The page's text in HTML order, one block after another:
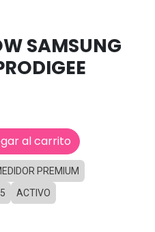
SAMSUNG
al carrito
PREMIUM
ACTIVO